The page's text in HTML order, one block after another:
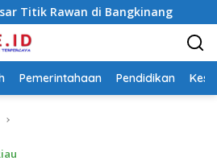
di Bangkinang Sambut
Pemerintahaan Pendidikan